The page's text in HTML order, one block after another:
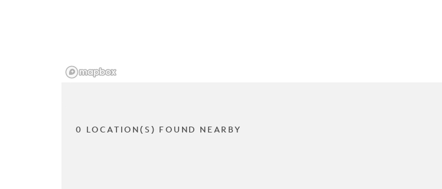
0 LOCATION(S) FOUND NEARBY